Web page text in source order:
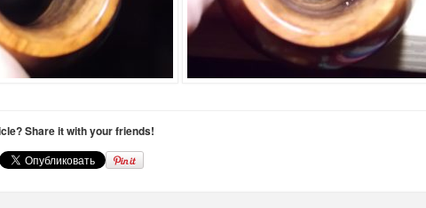
Share it with your friends!